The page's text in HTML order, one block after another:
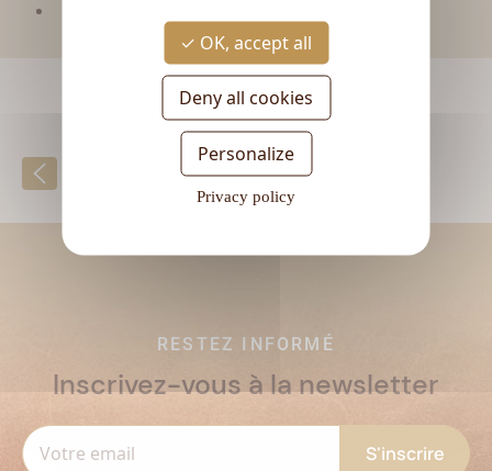
Retour à la liste
RESTEZ INFORMÉ
Inscrivez-vous à la newsletter
OK, accept all
Deny all cookies
Personalize
Privacy policy